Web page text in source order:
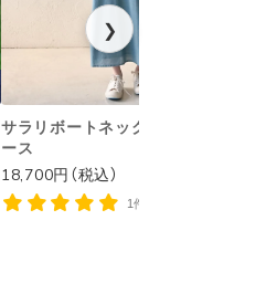
サラリボートネックノースリワンピ
ース
18,700円（税込）
1件
❯